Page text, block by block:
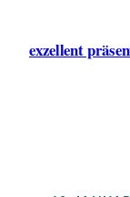
springen
exzellent